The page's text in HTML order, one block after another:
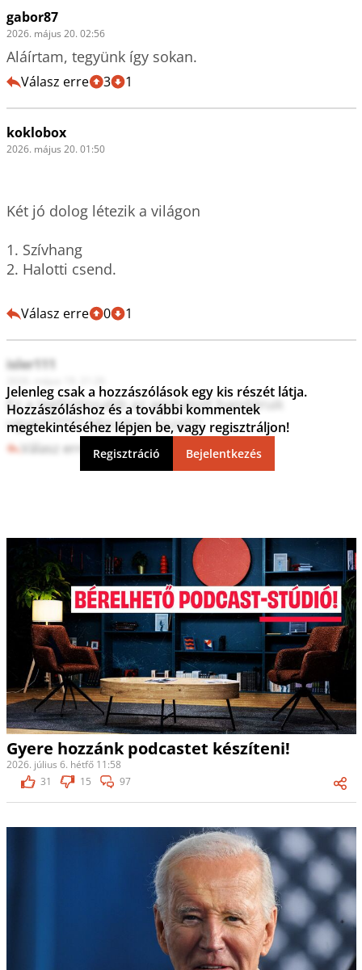
gabor87
2026. május 20. 02:56
Válasz erre 3 1
koklobox
2026. május 20. 01:50
Két jó dolog létezik a világon
1. Szívhang
2. Halotti csend.
Válasz erre 0 1
isler111
Ez a legfontosabb az agyhalott bandának
ugye??????? Mocskos Tisza!!!!
Válasz erre 4 1
Jelenleg csak a hozzászólások egy kis részét látja.
Hozzászóláshoz és a további kommentek
megtekintéséhez lépjen be, vagy regisztráljon!
Regisztráció Bejelentkezés
Gyere hozzánk podcastet készíteni!
2026. július 6. hétfő 11:58
31
15 97